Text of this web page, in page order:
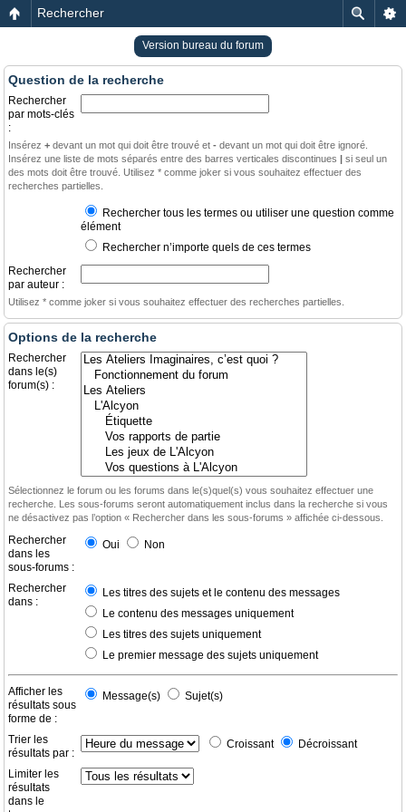
Rechercher
Version bureau du forum
Question de la recherche
Rechercher
par mots-clés
:
Insérez + devant un mot qui doit être trouvé et - devant un mot qui doit être ignoré.
Insérez une liste de mots séparés entre des barres verticales discontinues | si seul un
des mots doit être trouvé. Utilisez * comme joker si vous souhaitez effectuer des
recherches partielles.
Rechercher tous les termes ou utiliser une question comme
élément
Rechercher n’importe quels de ces termes
Rechercher
par auteur :
Utilisez * comme joker si vous souhaitez effectuer des recherches partielles.
Options de la recherche
Rechercher
dans le(s)
forum(s) :
Sélectionnez le forum ou les forums dans le(s)quel(s) vous souhaitez effectuer une
recherche. Les sous-forums seront automatiquement inclus dans la recherche si vous
ne désactivez pas l’option « Rechercher dans les sous-forums » affichée ci-dessous.
Rechercher
dans les
sous-forums :
Oui Non
Rechercher
dans :
Les titres des sujets et le contenu des messages
Le contenu des messages uniquement
Les titres des sujets uniquement
Le premier message des sujets uniquement
Afficher les
résultats sous
forme de :
Message(s) Sujet(s)
Trier les
résultats par :
Croissant Décroissant
Limiter les
résultats
dans le